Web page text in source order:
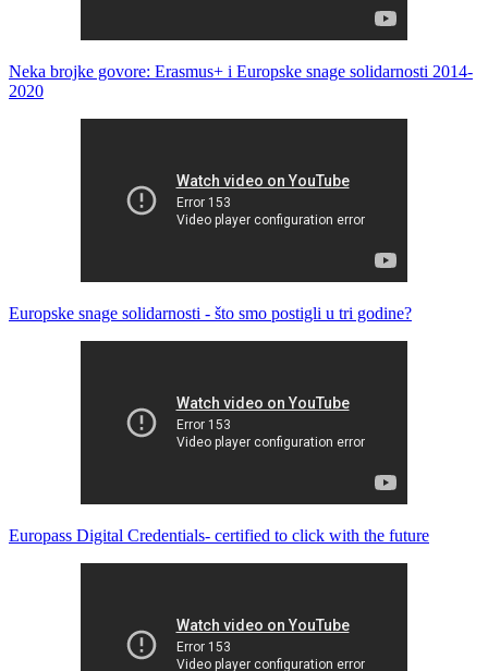
Neka brojke govore: Erasmus+ i Europske snage solidarnosti 2014-
2020
Europske snage solidarnosti - što smo postigli u tri godine?
Europass Digital Credentials- certified to click with the future